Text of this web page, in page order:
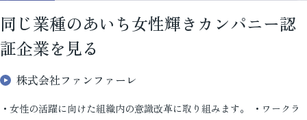
同じ業種のあいち女性輝きカンパニー認
証企業を見る
株式会社ファンファーレ
・女性の活躍に向けた組織内の意識改革に取り組みます。 ・ワークラ